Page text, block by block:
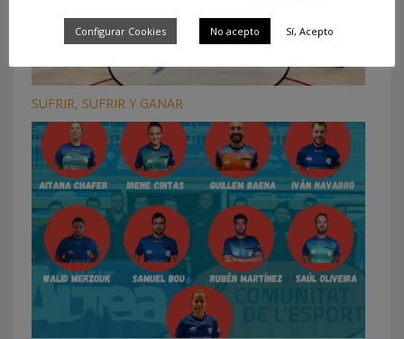
SUFRIR, SUFRIR Y GANAR
Configurar Cookies No acepto Sí, Acepto